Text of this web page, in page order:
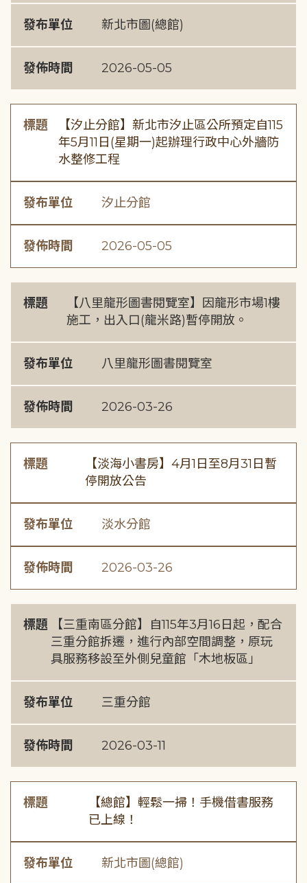
發布單位 新北市圖(總館)
發佈時間 2026-05-05
標題
【汐止分館】新北市汐止區公所預定自115
年5月11日(星期一)起辦理行政中心外牆防
水整修工程
發布單位 汐止分館
發佈時間 2026-05-05
標題
【八里龍形圖書閱覽室】因龍形市場1樓
施工，出入口(龍米路)暫停開放。
發布單位 八里龍形圖書閱覽室
發佈時間 2026-03-26
標題
【淡海小書房】4月1日至8月31日暫
停開放公告
發布單位 淡水分館
發佈時間 2026-03-26
標題
【三重南區分館】自115年3月16日起，配合
三重分館拆遷，進行內部空間調整，原玩
具服務移設至外側兒童館「木地板區」
發布單位 三重分館
發佈時間 2026-03-11
標題
【總館】輕鬆一掃！手機借書服務
已上線！
發布單位 新北市圖(總館)